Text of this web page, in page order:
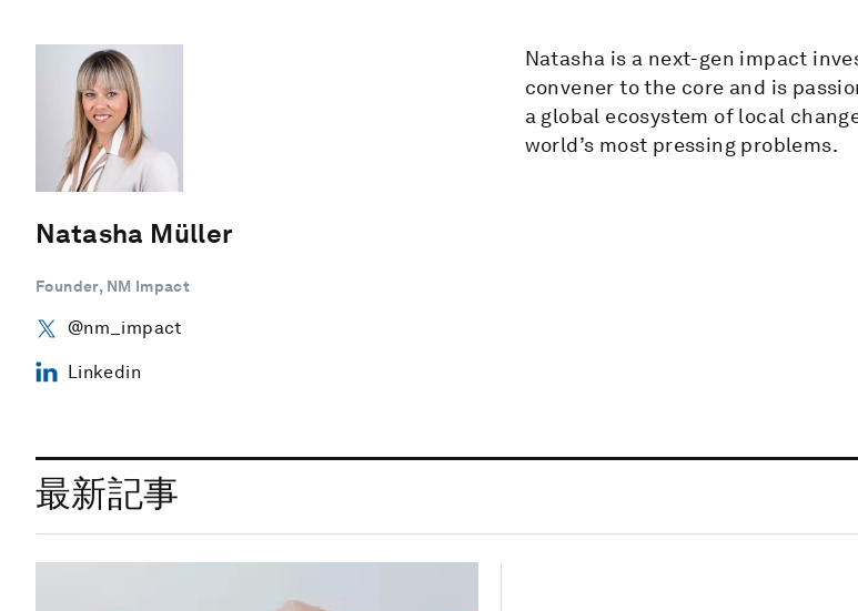
Natasha Müller
Founder, NM Impact
@nm_impact
Linkedin
Natasha is a next-gen impact
convener to the core and is
a global ecosystem of local
world’s most pressing problems.
最新記事